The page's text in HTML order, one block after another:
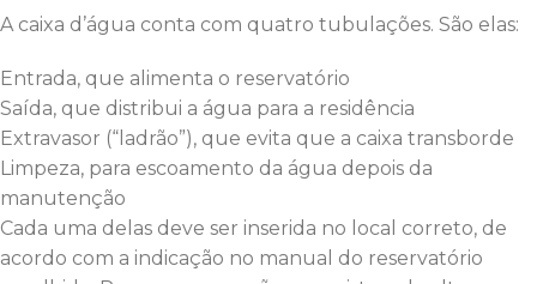
A caixa d’água conta com quatro tubulações. São elas:
Entrada, que alimenta o reservatório
Saída, que distribui a água para a residência
Extravasor (“ladrão”), que evita que a caixa transborde
Limpeza, para escoamento da água depois da
manutenção
Cada uma delas deve ser inserida no local correto, de
acordo com a indicação no manual do reservatório